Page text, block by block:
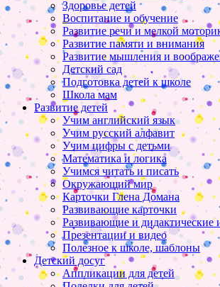
Здоровье детей
Воспитание и обучение
Развитие речи и мелкой
Развитие памяти и внимания
Развитие мышления и
Детский сад
Подготовка детей к школе
Школа мам
Развитие детей
Учим английский язык
Учим русский алфавит
Учим цифры с детьми
Математика и логика
Учимся читать и писать
Окружающий мир
Карточки Глена Домана
Развивающие карточки
Развивающие и дидактические
Презентации и видео
Полезное к школе, шаблоны
Детский досуг
Аппликации для детей